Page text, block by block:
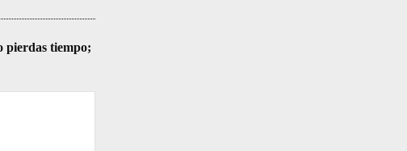
pierdas tiempo;